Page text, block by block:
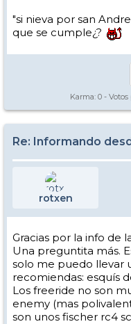
"si nieva por san
que se cumple¿?
Karma: 0 - Votos
Re: Informando
rotxen
Gracias por la info de
Una preguntita más.
solo me puedo llevar
recomiendas: esquís
Los freeride no son
enemy (mas
son unos fischer rc4